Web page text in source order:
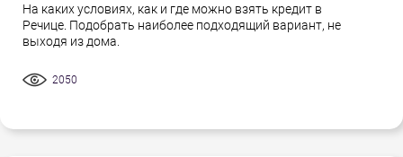
На каких условиях, как и где можно взять кредит в
Речице. Подобрать наиболее подходящий вариант, не
выходя из дома.
2050